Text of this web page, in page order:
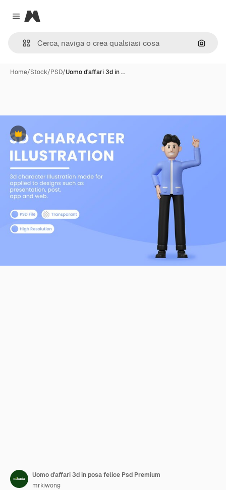
Close menu
Magnific
Cerca
Home/Stock/PSD/Uomo d'affari 3d in …
Premium
Uomo d'affari 3d in posa felice Psd Premium
mrkiwong